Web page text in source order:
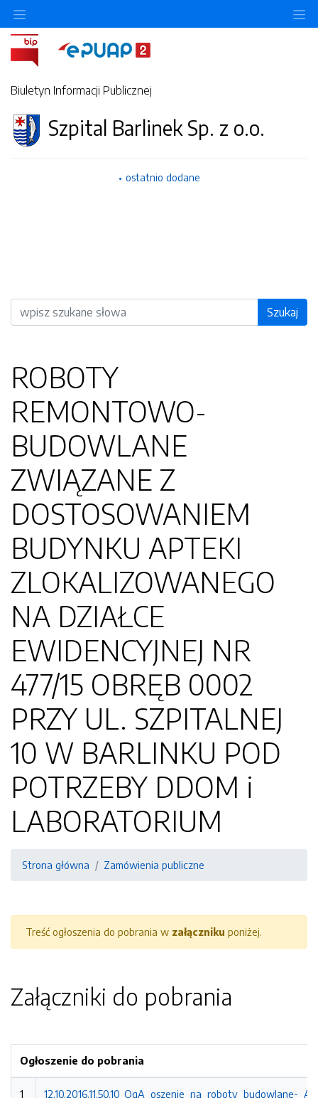
Biuletyn Informacji Publicznej
Szpital Barlinek Sp. z o.o.
ostatnio dodane
Wyszukiwarka Szukaj
ROBOTY
REMONTOWO-
BUDOWLANE
ZWIĄZANE Z
DOSTOSOWANIEM
BUDYNKU APTEKI
ZLOKALIZOWANEGO
NA DZIAŁCE
EWIDENCYJNEJ NR
477/15 OBRĘB 0002
PRZY UL. SZPITALNEJ
10 W BARLINKU POD
POTRZEBY DDOM i
LABORATORIUM
Strona główna Zamówienia publiczne
Treść ogłoszenia do pobrania w załączniku poniżej.
Załączniki do pobrania
Ogłoszenie do pobrania
1 12.10.2016.11.50.10_OgA_oszenie_na_roboty_budowlane-